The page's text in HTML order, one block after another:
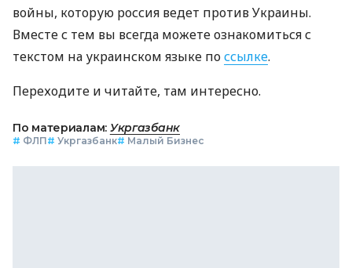
войны, которую россия ведет против Украины.
Вместе с тем вы всегда можете ознакомиться с
текстом на украинском языке поссылке.
Переходите и читайте, там интересно.
По материалам: Укргазбанк
# ФЛП# Укргазбанк# Малый Бизнес